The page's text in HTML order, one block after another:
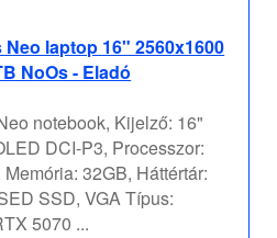
laptop 16" 2560x1600
NoOs - Eladó
notebook, Kijelző: 16"
DCI-P3, Processzor:
32GB, Háttértár:
SSD, VGA Típus:
5070 ...